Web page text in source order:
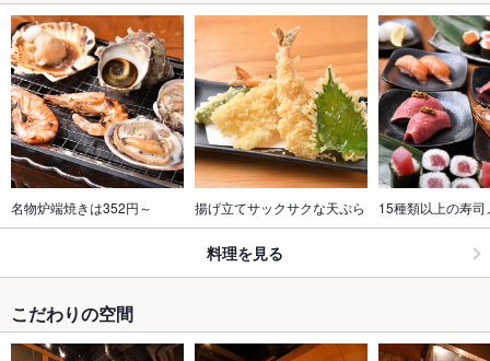
名物炉端焼きは352円～ 揚げ立てサックサクな天ぷら 15種類以上の寿司
料理を見る
こだわりの空間